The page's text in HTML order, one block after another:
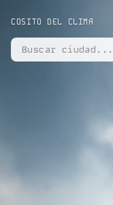
COSITO DEL CLIMA